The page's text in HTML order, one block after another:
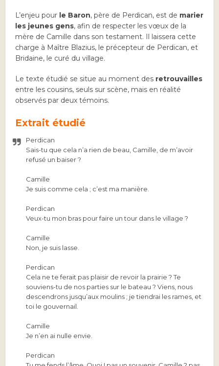
L’enjeu pour le Baron, père de Perdican, est de marier
les jeunes gens, afin de respecter les vœux de la
mère de Camille dans son testament. Il laissera cette
charge à Maître Blazius, le précepteur de Perdican, et
Bridaine, le curé du village.
Le texte étudié se situe au moment des retrouvailles
entre les cousins, seuls sur scène, mais en réalité
observés par deux témoins.
Extrait étudié
Perdican
Sais-tu que cela n’a rien de beau, Camille, de m’avoir
refusé un baiser ?
Camille
Je suis comme cela ; c’est ma manière.
Perdican
Veux-tu mon bras pour faire un tour dans le village ?
Camille
Non, je suis lasse.
Perdican
Cela ne te ferait pas plaisir de revoir la prairie ? Te
souviens-tu de nos parties sur le bateau ? Viens, nous
descendrons jusqu’aux moulins ; je tiendrai les rames, et
toi le gouvernail.
Camille
Je n’en ai nulle envie.
Perdican